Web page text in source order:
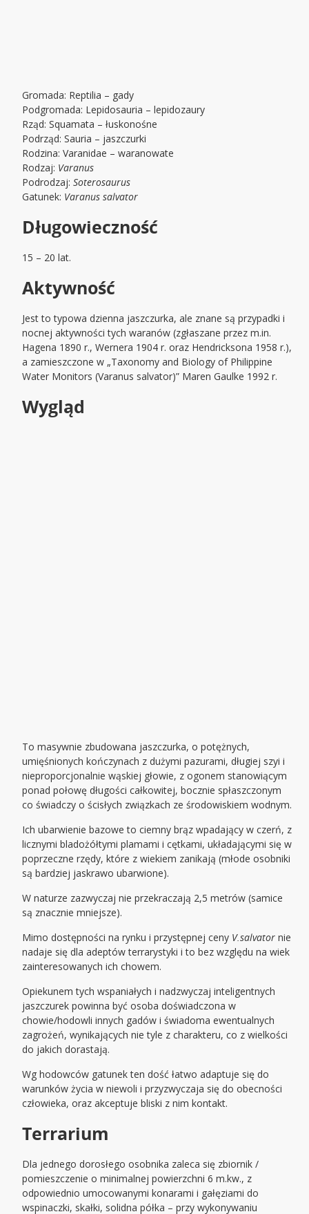
Gromada: Reptilia – gady
Podgromada: Lepidosauria – lepidozaury
Rząd: Squamata – łuskonośne
Podrząd: Sauria – jaszczurki
Rodzina: Varanidae – waranowate
Rodzaj: Varanus
Podrodzaj:Soterosaurus
Gatunek: Varanus salvator
Długowieczność
15 – 20 lat.
Aktywność
Jest to typowa dzienna jaszczurka, ale znane są przypadki i
nocnej aktywności tych waranów (zgłaszane przez m.in.
Hagena 1890 r., Wernera 1904 r. oraz Hendricksona 1958 r.),
a zamieszczone w „Taxonomy and Biology of Philippine
Water Monitors (Varanus salvator)” Maren Gaulke 1992 r.
Wygląd
To masywnie zbudowana jaszczurka, o potężnych,
umięśnionych kończynach z dużymi pazurami, długiej szyi i
nieproporcjonalnie wąskiej głowie, z ogonem stanowiącym
ponad połowę długości całkowitej, bocznie spłaszczonym
co świadczy o ścisłych związkach ze środowiskiem wodnym.
Ich ubarwienie bazowe to ciemny brąz wpadający w czerń, z
licznymi bladożółtymi plamami i cętkami, układającymi się w
poprzeczne rzędy, które z wiekiem zanikają (młode osobniki
są bardziej jaskrawo ubarwione).
W naturze zazwyczaj nie przekraczają 2,5 metrów (samice
są znacznie mniejsze).
Mimo dostępności na rynku i przystępnej ceny V.salvator nie
nadaje się dla adeptów terrarystyki i to bez względu na wiek
zainteresowanych ich chowem.
Opiekunem tych wspaniałych i nadzwyczaj inteligentnych
jaszczurek powinna być osoba doświadczona w
chowie/hodowli innych gadów i świadoma ewentualnych
zagrożeń, wynikających nie tyle z charakteru, co z wielkości
do jakich dorastają.
Wg hodowców gatunek ten dość łatwo adaptuje się do
warunków życia w niewoli i przyzwyczaja się do obecności
człowieka, oraz akceptuje bliski z nim kontakt.
Terrarium
Dla jednego dorosłego osobnika zaleca się zbiornik /
pomieszczenie o minimalnej powierzchni 6 m.kw., z
odpowiednio umocowanymi konarami i gałęziami do
wspinaczki, skałki, solidna półka – przy wykonywaniu